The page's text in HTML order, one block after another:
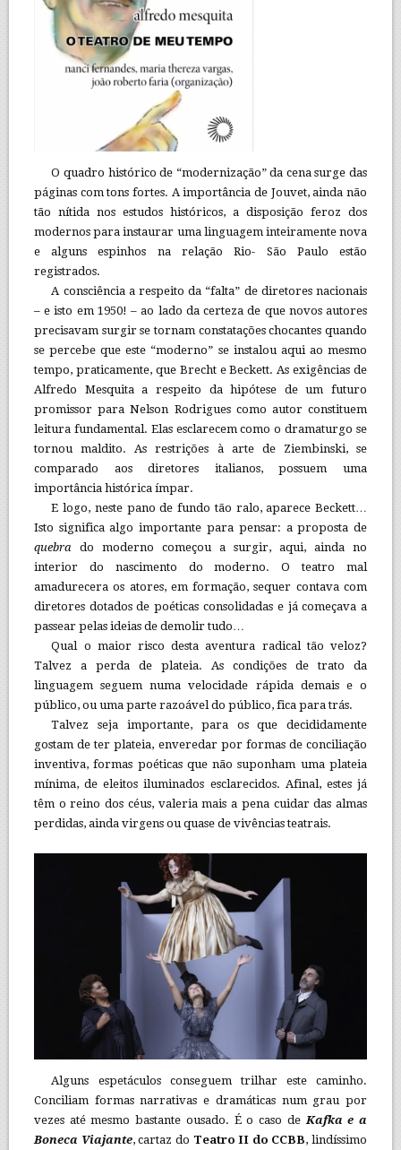
O quadro histórico de “modernização” da cena surge das
páginas com tons fortes. A importância de Jouvet, ainda não
tão nítida nos estudos históricos, a disposição feroz dos
modernos para instaurar uma linguagem inteiramente nova
e alguns espinhos na relação Rio- São Paulo estão
registrados.
A consciência a respeito da “falta” de diretores nacionais
– e isto em 1950! – ao lado da certeza de que novos autores
precisavam surgir se tornam constatações chocantes quando
se percebe que este “moderno” se instalou aqui ao mesmo
tempo, praticamente, que Brecht e Beckett. As exigências de
Alfredo Mesquita a respeito da hipótese de um futuro
promissor para Nelson Rodrigues como autor constituem
leitura fundamental. Elas esclarecem como o dramaturgo se
tornou maldito. As restrições à arte de Ziembinski, se
comparado aos diretores italianos, possuem uma
importância histórica ímpar.
E logo, neste pano de fundo tão ralo, aparece Beckett…
Isto significa algo importante para pensar: a proposta de
quebrado moderno começou a surgir, aqui, ainda no
interior do nascimento do moderno. O teatro mal
amadurecera os atores, em formação, sequer contava com
diretores dotados de poéticas consolidadas e já começava a
passear pelas ideias de demolir tudo…
Qual o maior risco desta aventura radical tão veloz?
Talvez a perda de plateia. As condições de trato da
linguagem seguem numa velocidade rápida demais e o
público, ou uma parte razoável do público, fica para trás.
Talvez seja importante, para os que decididamente
gostam de ter plateia, enveredar por formas de conciliação
inventiva, formas poéticas que não suponham uma plateia
mínima, de eleitos iluminados esclarecidos. Afinal, estes já
têm o reino dos céus, valeria mais a pena cuidar das almas
perdidas, ainda virgens ou quase de vivências teatrais.
Alguns espetáculos conseguem trilhar este caminho.
Conciliam formas narrativas e dramáticas num grau por
vezes até mesmo bastante ousado. É o caso deKafka e a
Boneca Viajante, cartaz do Teatro II do CCBB, lindíssimo